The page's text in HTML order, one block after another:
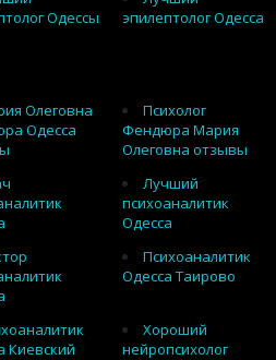
Одессы
эпилептолог Одесса
Олеговна
Одесса
Психолог
Фендюра Мария
Олеговна отзывы
Лучший
психоаналитик
Одесса
Психоаналитик
Одесса Таирово
Киевский
Хороший
нейропсихолог